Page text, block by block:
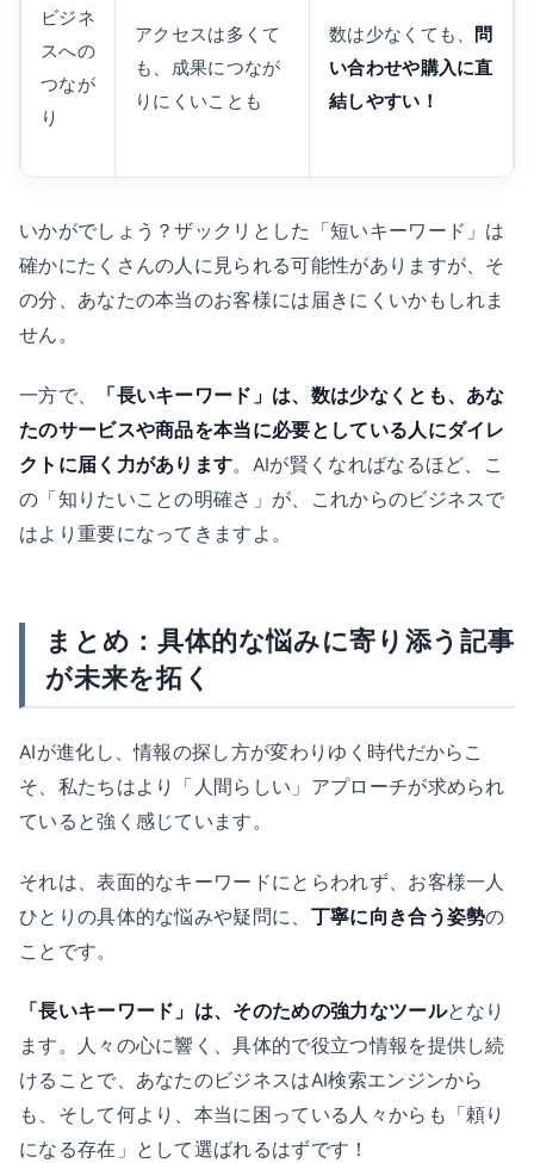
ビジネ
スへの
つなが
り
アクセスは多くて
も、成果につなが
りにくいことも
数は少なくても、 問
い合わせや購入に直
結しやすい！
いかがでしょう？ザックリとした「短いキーワード」は
確かにたくさんの人に見られる可能性がありますが、そ
の分、あなたの本当のお客様には届きにくいかもしれま
せん。
一方で、
「長いキーワード」は、数は少なくとも、あな
たのサービスや商品を本当に必要としている人にダイレ
クトに届く力があります。AIが賢くなればなるほど、こ
の「知りたいことの明確さ」が、これからのビジネスで
はより重要になってきますよ。
まとめ：具体的な悩みに寄り添う記事
が未来を拓く
AIが進化し、情報の探し方が変わりゆく時代だからこ
そ、私たちはより「人間らしい」アプローチが求められ
ていると強く感じています。
それは、表面的なキーワードにとらわれず、お客様一人
ひとりの具体的な悩みや疑問に、 丁寧に向き合う姿勢の
ことです。
「長いキーワード」は、そのための強力なツールとなり
ます。人々の心に響く、具体的で役立つ情報を提供し続
けることで、あなたのビジネスはAI検索エンジンから
も、そして何より、本当に困っている人々からも「頼り
になる存在」として選ばれるはずです！